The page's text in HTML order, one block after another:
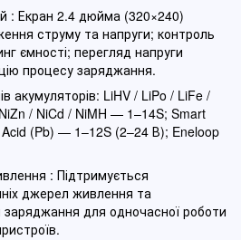
: Екран 2.4 дюйма (320×240)
струму та напруги; контроль
ємності; перегляд напруги
процесу заряджання.
акумуляторів: LiHV / LiPo / LiFe /
/ NiCd / NiMH — 1–14S; Smart
(Pb) — 1–12S (2–24 В); Eneloop
: Підтримується
джерел живлення та
для одночасної роботи